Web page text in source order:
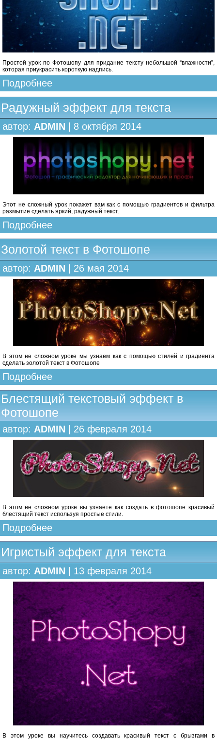
Простой урок по Фотошопу для придание тексту небольшой “влажности”,
которая приукрасить короткую надпись.
Подробнее
Радужный эффект для текста
автор: ADMIN | 8 октября 2014
Этот не сложный урок покажет вам как с помощью градиентов и фильтра
размытие сделать яркий, радужный текст.
Подробнее
Золотой текст в Фотошопе
автор: ADMIN | 26 мая 2014
В этом не сложном уроке мы узнаем как с помощью стилей и градиента
сделать золотой текст в Фотошопе
Подробнее
Блестящий текстовый эффект в
Фотошопе
автор: ADMIN | 26 февраля 2014
В этом не сложном уроке вы узнаете как создать в фотошопе красивый
блестящий текст используя простые стили.
Подробнее
Игристый эффект для текста
автор: ADMIN | 13 февраля 2014
В этом уроке вы научитесь создавать красивый текст с брызгами в